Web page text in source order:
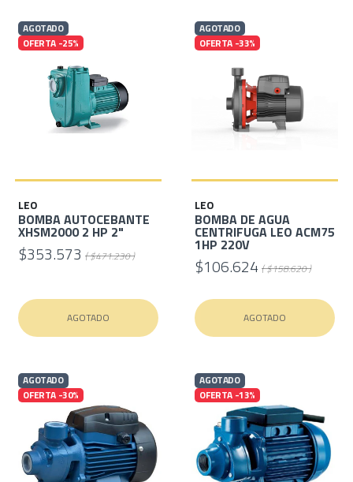
AGOTADO
OFERTA -25%
LEO
BOMBA AUTOCEBANTE
XHSM2000 2 HP 2"
$353.573 ( $471.230 )
AGOTADO
AGOTADO
OFERTA -33%
LEO
BOMBA DE AGUA
CENTRIFUGA LEO ACM75
1HP 220V
$106.624 ( $158.620 )
AGOTADO
AGOTADO
OFERTA -30%
AGOTADO
OFERTA -13%